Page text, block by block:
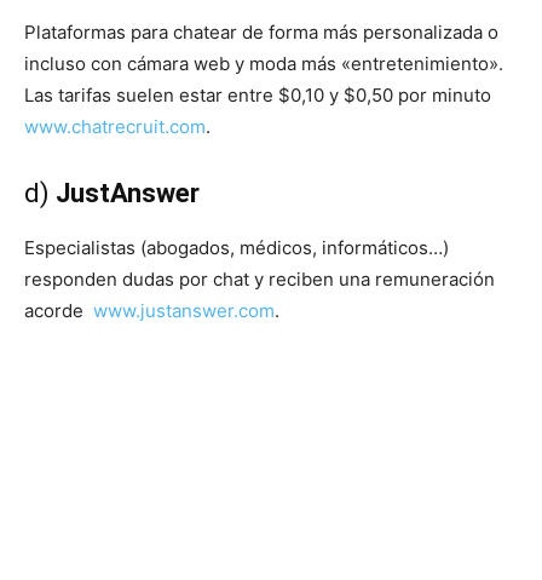
Plataformas para chatear de forma más personalizada o
incluso con cámara web y moda más «entretenimiento».
Las tarifas suelen estar entre $0,10 y $0,50 por minuto
www.chatrecruit.com.
d) JustAnswer
Especialistas (abogados, médicos, informáticos…)
responden dudas por chat y reciben una remuneración
acorde www.justanswer.com.